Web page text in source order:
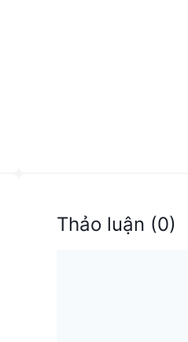
Thảo luận (0)